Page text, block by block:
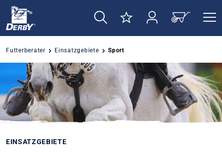
springen
Futterberater Einsatzgebiete Sport
EINSATZGEBIETE